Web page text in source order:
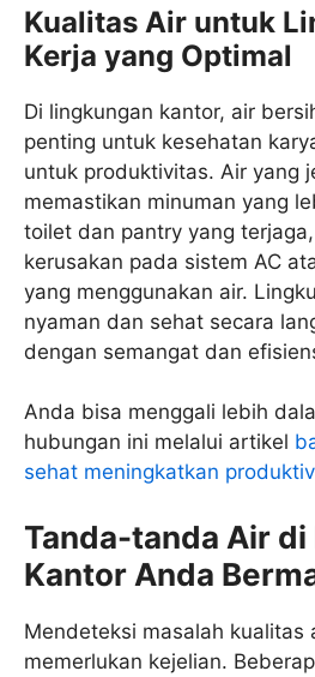
Kualitas Air untuk
Kerja yang Optimal
Di lingkungan kantor, air
penting untuk kesehatan
untuk produktivitas. Air yang
memastikan minuman yang
toilet dan pantry yang
kerusakan pada sistem AC
yang menggunakan air.
nyaman dan sehat secara
dengan semangat dan
Anda bisa menggali lebih
hubungan ini melalui artikel
sehat meningkatkan
Tanda-tanda Air di
Kantor Anda
Mendeteksi masalah kualitas
memerlukan kejelian.